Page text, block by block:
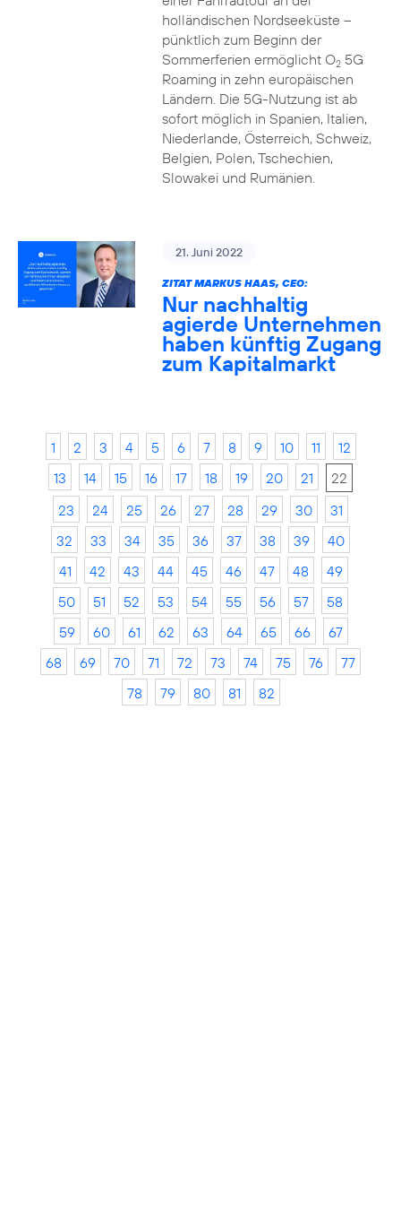
holländischen Nordseeküste –
pünktlich zum Beginn der
Sommerferien ermöglicht O25G
Roaming in zehn europäischen
Ländern. Die 5G-Nutzung ist ab
sofort möglich in Spanien, Italien,
Niederlande, Österreich, Schweiz,
Belgien, Polen, Tschechien,
Slowakei und Rumänien.
21. Juni 2022
ZITAT MARKUS HAAS, CEO:
Nur nachhaltig
agierde Unternehmen
haben künftig Zugang
zum Kapitalmarkt
1 2 3 4 5 6 7 8 9 10 11
12
13
14 15 16 17 18 19 20 21
22
23
24 25 26 27 28 29 30
31
32
33 34 35 36 37 38 39
40
41
42 43 44 45 46 47 48
49
50
51 52 53 54 55 56 57
58
59
60 61 62 63 64 65 66
67
68
69 70 71 72 73 74 75 76
77
78
79 80 81 82